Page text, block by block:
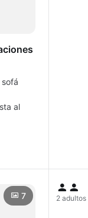
al
7 2 adultos